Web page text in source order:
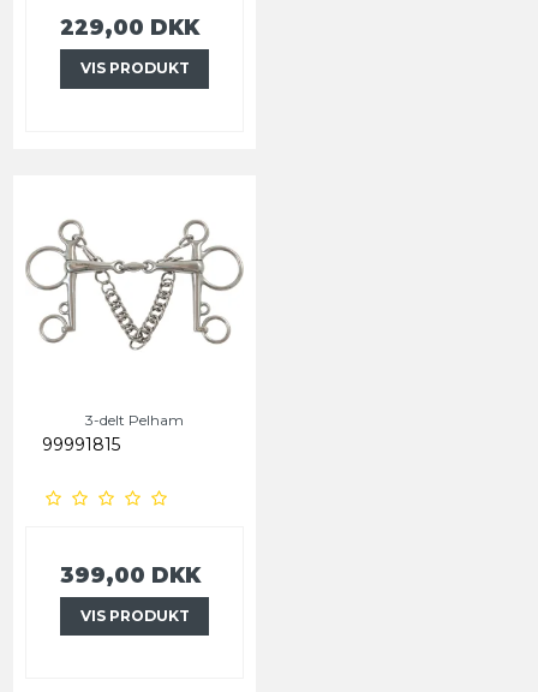
229,00 DKK
VIS PRODUKT
3-delt Pelham
99991815
399,00 DKK
VIS PRODUKT